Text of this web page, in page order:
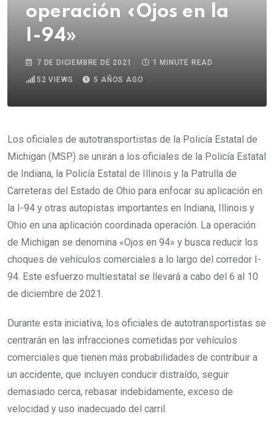
operación «Ojos en la
I-94»
7 DE DICIEMBRE DE 2021
1 MINUTE READ
52 VIEWS 5 AÑOS AGO
Los oficiales de autotransportistas de la Policía Estatal de
Michigan (MSP) se unirán a los oficiales de la Policía Estatal
de Indiana, la Policía Estatal de Illinois y la Patrulla de
Carreteras del Estado de Ohio para enfocar su aplicación en
la I-94 y otras autopistas importantes en Indiana, Illinois y
Ohio en una aplicación coordinada operación. La operación
de Michigan se denomina «Ojos en 94» y busca reducir los
choques de vehículos comerciales a lo largo del corredor I-
94. Este esfuerzo multiestatal se llevará a cabo del 6 al 10
de diciembre de 2021.
Durante esta iniciativa, los oficiales de autotransportistas se
centrarán en las infracciones cometidas por vehículos
comerciales que tienen más probabilidades de contribuir a
un accidente, que incluyen conducir distraído, seguir
demasiado cerca, rebasar indebidamente, exceso de
velocidad y uso inadecuado del carril.